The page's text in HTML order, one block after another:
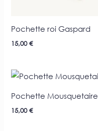
Pochette roi Gaspard
15,00€
Pochette Mousquetaire
15,00€